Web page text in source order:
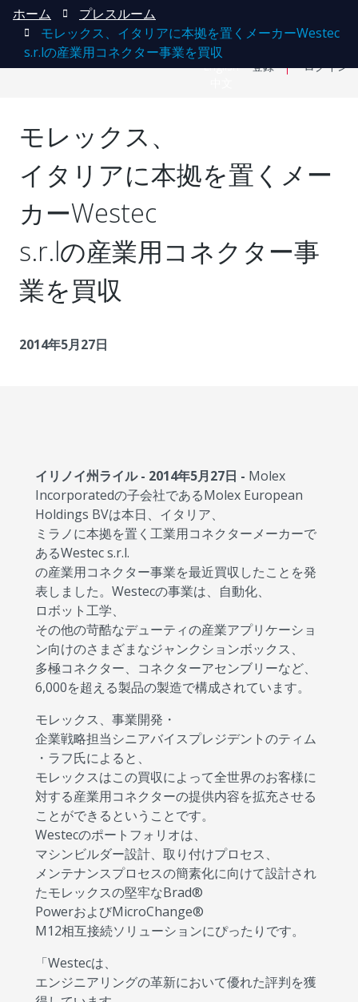
English
登録 ログイン
ホーム
プレスルーム
モレックス、イタリアに本拠を置くメーカーWestec
s.r.lの産業用コネクター事業を買収
モレックス、
イタリアに本拠を置くメー
カーWestec
s.r.lの産業用コネクター事
業を買収
2014年5月27日
イリノイ州ライル - 2014年5月27日 - Molex
Incorporatedの子会社であるMolex European
Holdings BVは本日、イタリア、
ミラノに本拠を置く工業用コネクターメーカーで
あるWestec s.r.l.
の産業用コネクター事業を最近買収したことを発
表しました。Westecの事業は、自動化、
ロボット工学、
その他の苛酷なデューティの産業アプリケーショ
ン向けのさまざまなジャンクションボックス、
多極コネクター、コネクターアセンブリーなど、
6,000を超える製品の製造で構成されています。
モレックス、事業開発・
企業戦略担当シニアバイスプレジデントのティム
・ラフ氏によると、
モレックスはこの買収によって全世界のお客様に
対する産業用コネクターの提供内容を拡充させる
ことができるということです。
Westecのポートフォリオは、
マシンビルダー設計、取り付けプロセス、
メンテナンスプロセスの簡素化に向けて設計され
たモレックスの堅牢なBrad®
PowerおよびMicroChange®
M12相互接続ソリューションにぴったりです。
「Westecは、
エンジニアリングの革新において優れた評判を獲